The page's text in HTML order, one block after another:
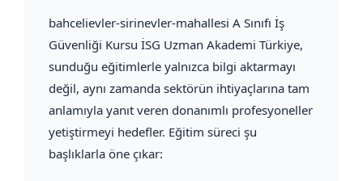
bahcelievler-sirinevler-mahallesi A Sınıfı İş
Güvenliği Kursu İSG Uzman Akademi Türkiye,
sunduğu eğitimlerle yalnızca bilgi aktarmayı
değil, aynı zamanda sektörün ihtiyaçlarına tam
anlamıyla yanıt veren donanımlı profesyoneller
yetiştirmeyi hedefler. Eğitim süreci şu
başlıklarla öne çıkar: